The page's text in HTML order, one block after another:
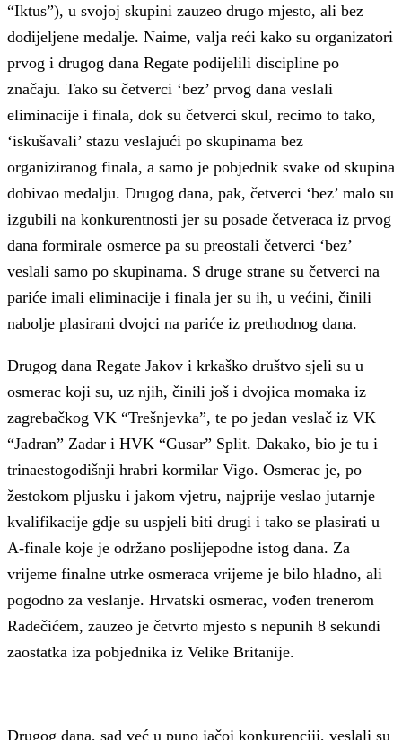
“Iktus”), u svojoj skupini zauzeo drugo mjesto, ali bez
dodijeljene medalje. Naime, valja reći kako su organizatori
prvog i drugog dana Regate podijelili discipline po
značaju. Tako su četverci ‘bez’ prvog dana veslali
eliminacije i finala, dok su četverci skul, recimo to tako,
‘iskušavali’ stazu veslajući po skupinama bez
organiziranog finala, a samo je pobjednik svake od skupina
dobivao medalju. Drugog dana, pak, četverci ‘bez’ malo su
izgubili na konkurentnosti jer su posade četveraca iz prvog
dana formirale osmerce pa su preostali četverci ‘bez’
veslali samo po skupinama. S druge strane su četverci na
pariće imali eliminacije i finala jer su ih, u većini, činili
nabolje plasirani dvojci na pariće iz prethodnog dana.
Drugog dana Regate Jakov i krkaško društvo sjeli su u
osmerac koji su, uz njih, činili još i dvojica momaka iz
zagrebačkog VK “Trešnjevka”, te po jedan veslač iz VK
“Jadran” Zadar i HVK “Gusar” Split. Dakako, bio je tu i
trinaestogodišnji hrabri kormilar Vigo. Osmerac je, po
žestokom pljusku i jakom vjetru, najprije veslao jutarnje
kvalifikacije gdje su uspjeli biti drugi i tako se plasirati u
A-finale koje je održano poslijepodne istog dana. Za
vrijeme finalne utrke osmeraca vrijeme je bilo hladno, ali
pogodno za veslanje. Hrvatski osmerac, vođen trenerom
Radečićem, zauzeo je četvrto mjesto s nepunih 8 sekundi
zaostatka iza pobjednika iz Velike Britanije.
Drugog dana, sad već u puno jačoj konkurenciji, veslali su